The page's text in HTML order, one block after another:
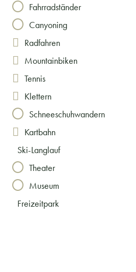
Fahrradständer
Canyoning
Radfahren
Mountainbiken
Tennis
Klettern
Schneeschuhwandern
Kartbahn
Ski-Langlauf
Theater
Museum
Freizeitpark